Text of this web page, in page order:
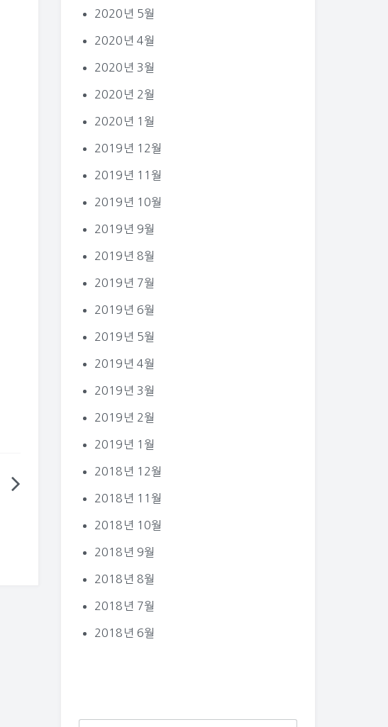
2020년 5월
2020년 4월
2020년 3월
2020년 2월
2020년 1월
2019년 12월
2019년 11월
2019년 10월
2019년 9월
2019년 8월
2019년 7월
2019년 6월
2019년 5월
2019년 4월
2019년 3월
2019년 2월
2019년 1월
2018년 12월
2018년 11월
2018년 10월
2018년 9월
2018년 8월
2018년 7월
2018년 6월